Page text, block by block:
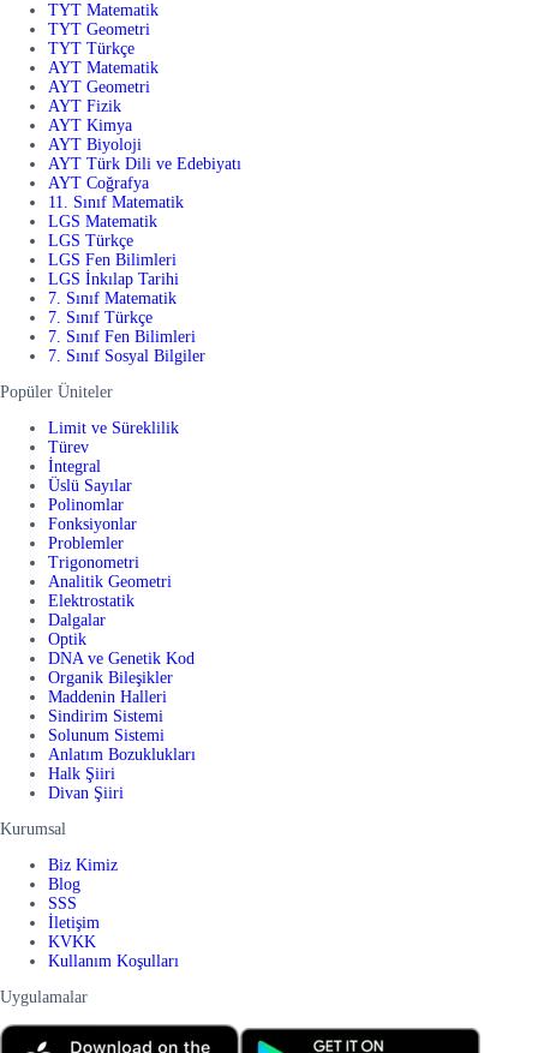
TYT Matematik
TYT Geometri
TYT Türkçe
AYT Matematik
AYT Geometri
AYT Fizik
AYT Kimya
AYT Biyoloji
AYT Türk Dili ve Edebiyatı
AYT Coğrafya
11. Sınıf Matematik
LGS Matematik
LGS Türkçe
LGS Fen Bilimleri
LGS İnkılap Tarihi
7. Sınıf Matematik
7. Sınıf Türkçe
7. Sınıf Fen Bilimleri
7. Sınıf Sosyal Bilgiler
Popüler Üniteler
Limit ve Süreklilik
Türev
İntegral
Üslü Sayılar
Polinomlar
Fonksiyonlar
Problemler
Trigonometri
Analitik Geometri
Elektrostatik
Dalgalar
Optik
DNA ve Genetik Kod
Organik Bileşikler
Maddenin Halleri
Sindirim Sistemi
Solunum Sistemi
Anlatım Bozuklukları
Halk Şiiri
Divan Şiiri
Kurumsal
Biz Kimiz
Blog
SSS
İletişim
KVKK
Kullanım Koşulları
Uygulamalar